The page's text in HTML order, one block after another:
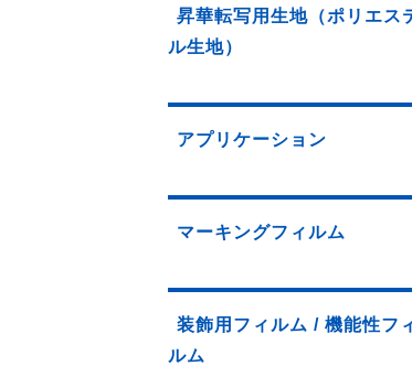
昇華転写用生地（ポリエス
ル生地）
アプリケーション
マーキングフィルム
装飾用フィルム / 機能性フ
ルム